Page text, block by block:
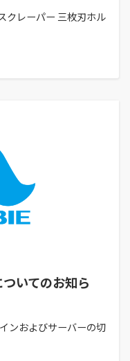
クレーパー 三枚刃ホル
ついてのお知ら
ンおよびサーバーの切